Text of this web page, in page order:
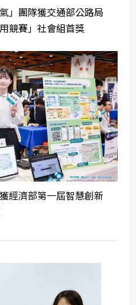
」團隊獲交通部公路局
競賽」社會組首獎
經濟部第一屆智慧創新